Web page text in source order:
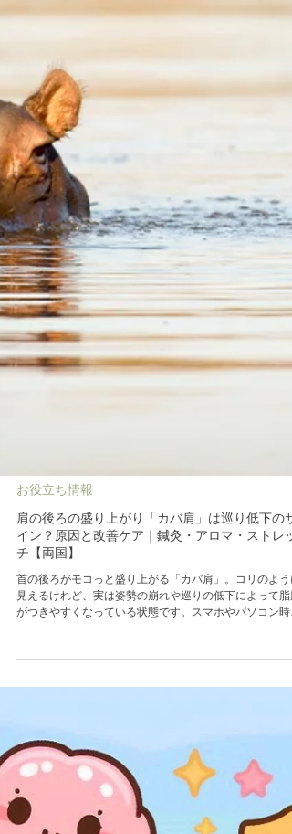
お役立ち情報
肩の後ろの盛り上がり「カバ肩」は巡り低下のサ
イン？原因と改善ケア｜鍼灸・アロマ・ストレッ
チ【両国】